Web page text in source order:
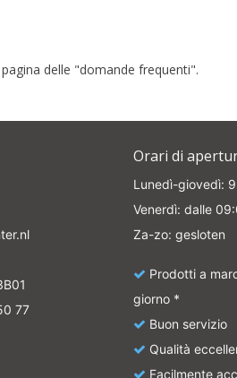
delle "domande frequenti".
77
Orari di
Lunedì-giovedì:
Venerdì: dalle
Za-zo: gesloten
Prodotti a
giorno *
Buon servizio
Qualità
Facilmente